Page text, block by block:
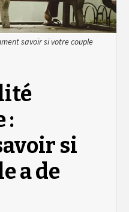
savoir si votre couple
:
si
a de